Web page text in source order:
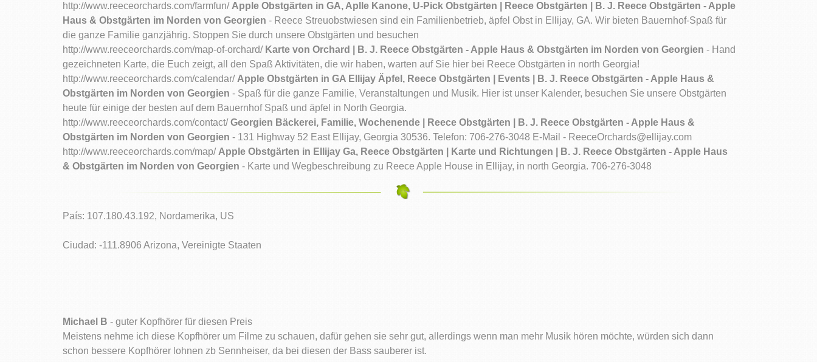
http://www.reeceorchards.com/farmfun/ Apple Obstgärten in GA, Aplle Kanone, U-Pick Obstgärten | Reece Obstgärten | B. J. Reece Obstgärten - Apple
Haus & Obstgärten im Norden von Georgien - Reece Streuobstwiesen sind ein Familienbetrieb, äpfel Obst in Ellijay, GA. Wir bieten Bauernhof-Spaß für
die ganze Familie ganzjährig. Stoppen Sie durch unsere Obstgärten und besuchen
http://www.reeceorchards.com/map-of-orchard/ Karte von Orchard | B. J. Reece Obstgärten - Apple Haus & Obstgärten im Norden von Georgien - Hand
gezeichneten Karte, die Euch zeigt, all den Spaß Aktivitäten, die wir haben, warten auf Sie hier bei Reece Obstgärten in north Georgia!
http://www.reeceorchards.com/calendar/ Apple Obstgärten in GA Ellijay Äpfel, Reece Obstgärten | Events | B. J. Reece Obstgärten - Apple Haus &
Obstgärten im Norden von Georgien - Spaß für die ganze Familie, Veranstaltungen und Musik. Hier ist unser Kalender, besuchen Sie unsere Obstgärten
heute für einige der besten auf dem Bauernhof Spaß und äpfel in North Georgia.
http://www.reeceorchards.com/contact/Georgien Bäckerei, Familie, Wochenende | Reece Obstgärten | B. J. Reece Obstgärten - Apple Haus &
Obstgärten im Norden von Georgien - 131 Highway 52 East Ellijay, Georgia 30536. Telefon: 706-276-3048 E-Mail - ReeceOrchards@ellijay.com
http://www.reeceorchards.com/map/ Apple Obstgärten in Ellijay Ga, Reece Obstgärten | Karte und Richtungen | B. J. Reece Obstgärten - Apple Haus
& Obstgärten im Norden von Georgien - Karte und Wegbeschreibung zu Reece Apple House in Ellijay, in north Georgia. 706-276-3048
País: 107.180.43.192, Nordamerika, US
Ciudad: -111.8906 Arizona, Vereinigte Staaten
Michael B - guter Kopfhörer für diesen Preis
Meistens nehme ich diese Kopfhörer um Filme zu schauen, dafür gehen sie sehr gut, allerdings wenn man mehr Musik hören möchte, würden sich dann
schon bessere Kopfhörer lohnen zb Sennheiser, da bei diesen der Bass sauberer ist.